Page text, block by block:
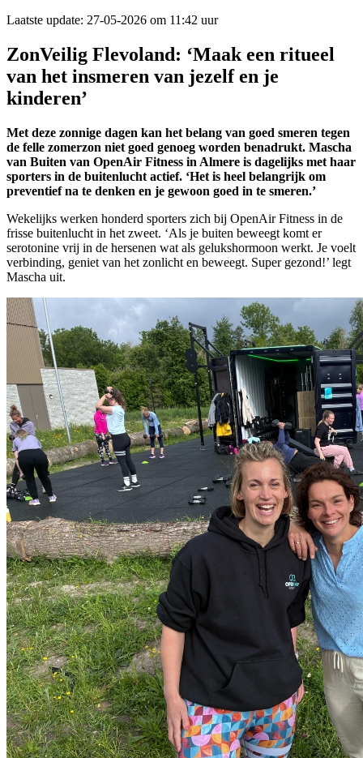
Laatste update: 27-05-2026 om 11:42 uur
ZonVeilig Flevoland: ‘Maak een ritueel
van het insmeren van jezelf en je
kinderen’
Met deze zonnige dagen kan het belang van goed smeren tegen
de felle zomerzon niet goed genoeg worden benadrukt. Mascha
van Buiten van OpenAir Fitness in Almere is dagelijks met haar
sporters in de buitenlucht actief. ‘Het is heel belangrijk om
preventief na te denken en je gewoon goed in te smeren.’
Wekelijks werken honderd sporters zich bij OpenAir Fitness in de
frisse buitenlucht in het zweet. ‘Als je buiten beweegt komt er
serotonine vrij in de hersenen wat als gelukshormoon werkt. Je voelt
verbinding, geniet van het zonlicht en beweegt. Super gezond!’ legt
Mascha uit.